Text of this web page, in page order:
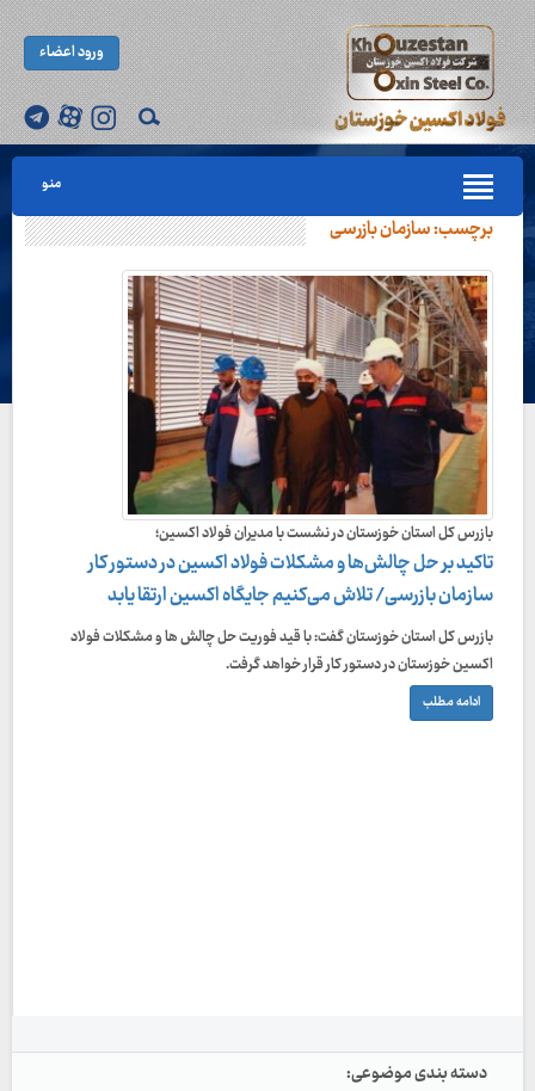
ورود اعضاء
منو
برچسب:سازمان بازرسی
بازرس کل استان خوزستان در نشست با مدیران فولاد اکسین؛
تاکید بر حل چالش‌ها و مشکلات فولاد اکسین در دستور کار
سازمان بازرسی/ تلاش می‌کنیم جایگاه اکسین ارتقا یابد
بازرس کل استان خوزستان گفت: با قید فوریت حل چالش ها و مشکلات فولاد
اکسین خوزستان در دستور کار قرار خواهد گرفت.
ادامه مطلب
دسته بندی موضوعی: